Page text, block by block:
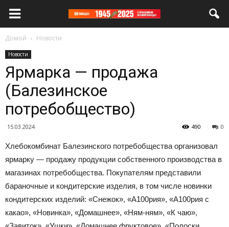
Домой Новости
Новости
Ярмарка — продажа
(Балезинское
потребобщество)
15.03.2024 0
490
Хлебокомбинат Балезинского потребобщества организовал
ярмарку — продажу продукции собственного производства в
магазинах потребобщества. Покупателям представили
бараночные и кондитерские изделия, в том числе новинки
кондитерских изделий: «Снежок», «А100рия», «А100рия с
какао», «Новинка», «Домашнее», «Ням-ням», «К чаю»,